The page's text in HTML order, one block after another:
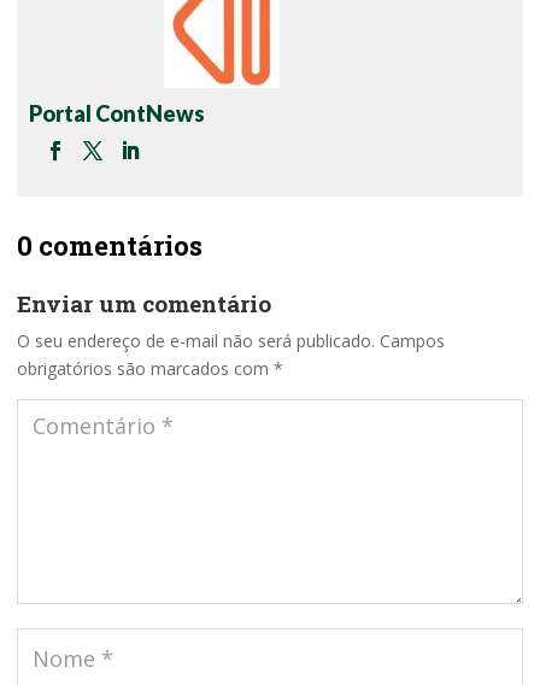
Portal ContNews
0 comentários
Enviar um comentário
O seu endereço de e-mail não será publicado. Campos
obrigatórios são marcados com *